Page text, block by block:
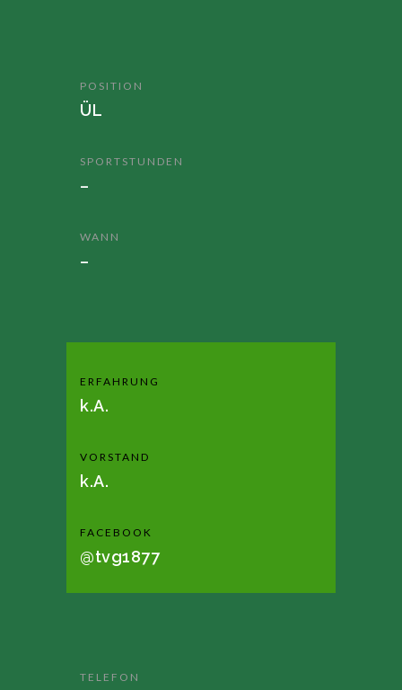
POSITION
ÜL
SPORTSTUNDEN
–
WANN
–
ERFAHRUNG
k.A.
VORSTAND
k.A.
FACEBOOK
@tvg1877
TELEFON